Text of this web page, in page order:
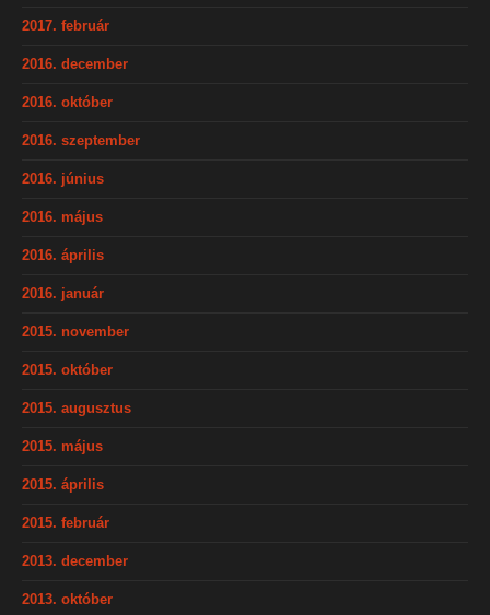
2017. február
2016. december
2016. október
2016. szeptember
2016. június
2016. május
2016. április
2016. január
2015. november
2015. október
2015. augusztus
2015. május
2015. április
2015. február
2013. december
2013. október